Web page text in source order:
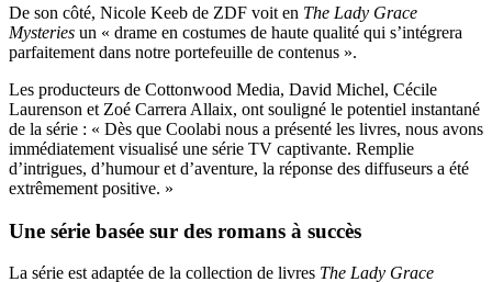
De son côté, Nicole Keeb de ZDF voit en The Lady Grace
Mysteries un « drame en costumes de haute qualité qui s’intégrera
parfaitement dans notre portefeuille de contenus ».
Les producteurs de Cottonwood Media, David Michel, Cécile
Laurenson et Zoé Carrera Allaix, ont souligné le potentiel instantané
de la série : « Dès que Coolabi nous a présenté les livres, nous avons
immédiatement visualisé une série TV captivante. Remplie
d’intrigues, d’humour et d’aventure, la réponse des diffuseurs a été
extrêmement positive. »
Une série basée sur des romans à succès
La série est adaptée de la collection de livres The Lady Grace